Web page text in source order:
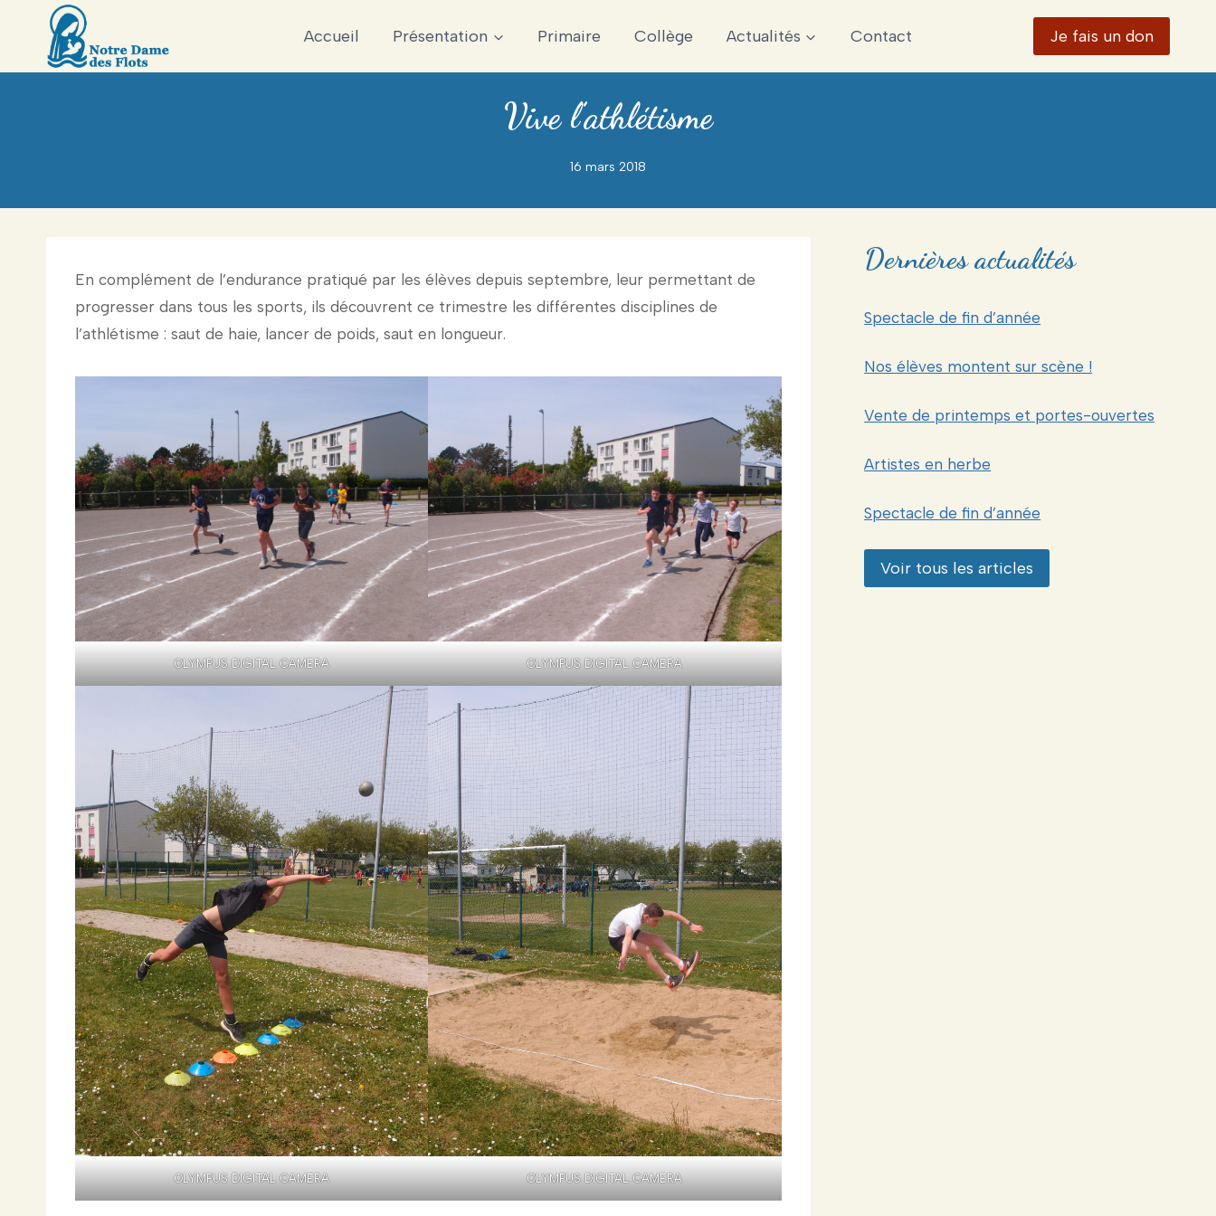
contenu
Accueil Présentation Primaire Collège Actualités Contact Je fais un don
Vive l’athlétisme
16 mars 2018
En complément de l’endurance pratiqué par les élèves depuis septembre, leur permettant de
progresser dans tous les sports, ils découvrent ce trimestre les différentes disciplines de
l’athlétisme : saut de haie, lancer de poids, saut en longueur.
OLYMPUS DIGITAL CAMERA OLYMPUS DIGITAL CAMERA
OLYMPUS DIGITAL CAMERA OLYMPUS DIGITAL CAMERA
Dernières actualités
Spectacle de fin d’année
Nos élèves montent sur scène !
Vente de printemps et portes-ouvertes
Artistes en herbe
Spectacle de fin d’année
Voir tous les articles